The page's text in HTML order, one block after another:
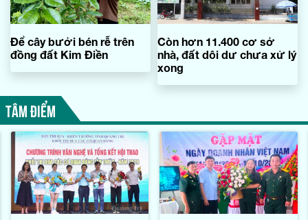
Để cây bưởi bén rễ trên
đồng đất Kim Điền
Còn hơn 11.400 cơ sở
nhà, đất dôi dư chưa xử lý
xong
TÂM ĐIỂM